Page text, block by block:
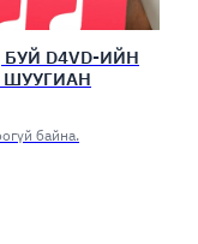
D4VD-ИЙН
ШУУГИАН
байна.